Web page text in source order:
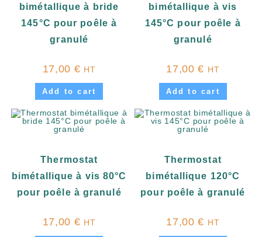
bimétallique à bride
145°C pour poêle à
granulé
17,00 € HT
Add to cart
bimétallique à vis
145°C pour poêle à
granulé
17,00€ HT
Add to cart
Thermostat
bimétallique à vis 80°C
pour poêle à granulé
17,00 € HT
Thermostat
bimétallique 120°C
pour poêle à granulé
17,00€ HT